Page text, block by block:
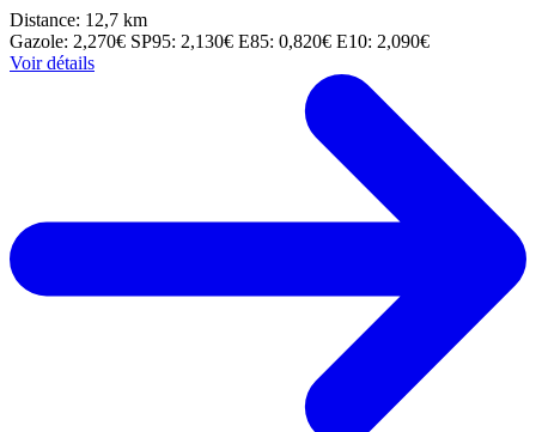
Distance: 12,7 km
Gazole: 2,270€ SP95: 2,130€ E85: 0,820€ E10: 2,090€
Voir détails